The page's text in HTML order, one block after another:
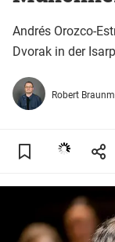
Andrés Orozco-
Dvorak in der
Robert